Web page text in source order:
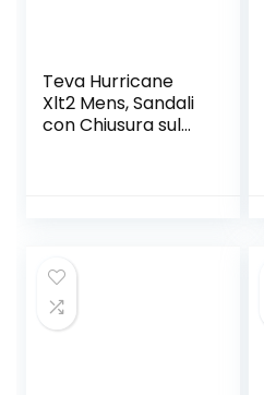
Teva Hurricane
Xlt2 Mens, Sandali
con Chiusura sul